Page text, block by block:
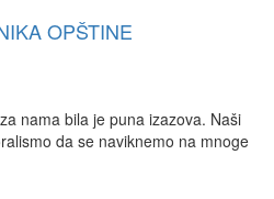
OPŠTINE
nama bila je puna izazova. Naši
da se naviknemo na mnoge